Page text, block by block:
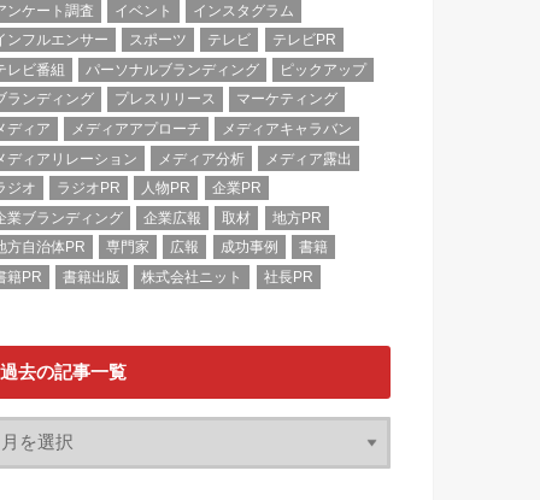
ンケート調査
イベント
インスタグラム
ンフルエンサー
スポーツ テレビ
テレビPR
レビ番組
パーソナルブランディング
ピックアップ
ランディング
プレスリリース
マーケティング
ディア
メディアアプローチ
メディアキャラバン
ディアリレーション
メディア分析
メディア露出
ジオ
ラジオPR 人物PR
企業PR
業ブランディング
企業広報 取材
地方PR
方自治体PR
専門家 広報 成功事例
書籍
籍PR
書籍出版 株式会社ニット 社長PR
過去の記事一覧